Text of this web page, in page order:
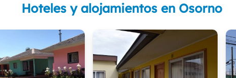
Hoteles y alojamientos en Osorno